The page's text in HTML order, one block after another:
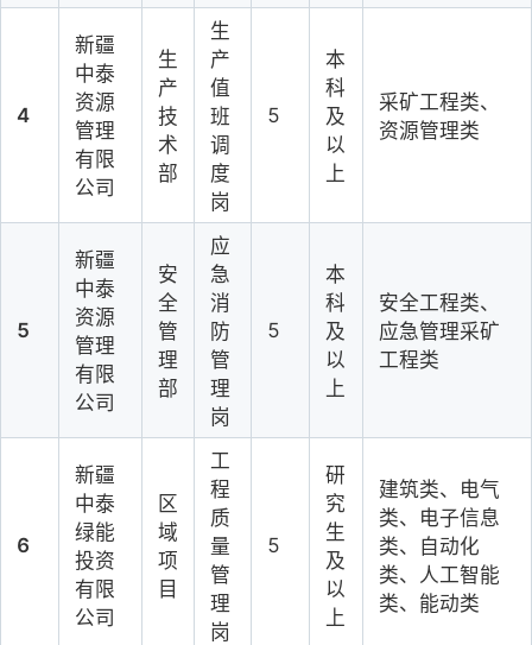
4
新疆
中泰
资源
管理
有限
公司
生
产
技
术
部
生
产
值
班
调
度
岗
5
本
科
及
以
上
采矿工程类、
资源管理类
5
新疆
中泰
资源
管理
有限
公司
安
全
管
理
部
应
急
消
防
管
理
岗
5
本
科
及
以
上
安全工程类、
应急管理采矿
工程类
6
新疆
中泰
绿能
投资
有限
公司
区
域
项
目
工
程
质
量
管
理
岗
5
研
究
生
及
以
上
建筑类、电气
类、电子信息
类、自动化
类、人工智能
类、能动类